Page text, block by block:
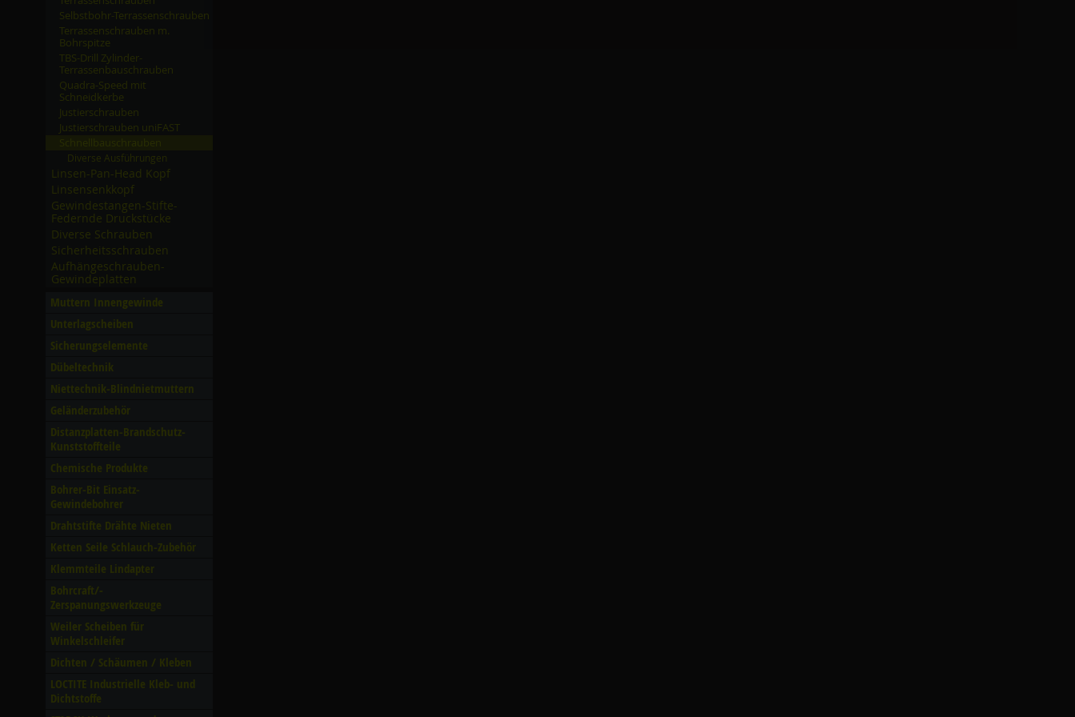
Selbstbohr-Terrassenschrauben
Terrassenschrauben m.
Bohrspitze
TBS-Drill Zylinder-
Terrassenbauschrauben
Quadra-Speed mit
Schneidkerbe
Justierschrauben
Justierschrauben uniFAST
Diverse Ausführungen
Linsen-Pan-Head Kopf
Linsensenkkopf
Gewindestangen-Stifte-
Federnde Druckstücke
Diverse Schrauben
Sicherheitsschrauben
Aufhängeschrauben-
Gewindeplatten
Muttern Innengewinde
Unterlagscheiben
Sicherungselemente
Dübeltechnik
Niettechnik-Blindnietmuttern
Geländerzubehör
Distanzplatten-Brandschutz-
Kunststoffteile
Chemische Produkte
Bohrer-Bit Einsatz-
Gewindebohrer
Drahtstifte Drähte Nieten
Ketten Seile Schlauch-Zubehör
Klemmteile Lindapter
Bohrcraft/­
Zerspanungswerkzeuge
Weiler Scheiben für
Winkelschleifer
Dichten /­ Schäumen /­ Kleben
LOCTITE Industrielle Kleb- und
Dichtstoffe